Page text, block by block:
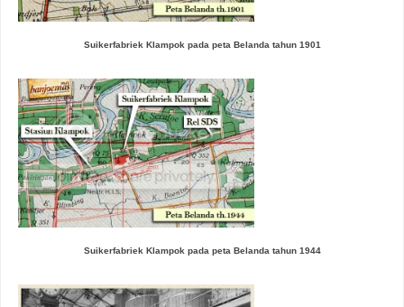
Suikerfabriek Klampok pada peta Belanda tahun 1901
Suikerfabriek Klampok pada peta Belanda tahun 1944